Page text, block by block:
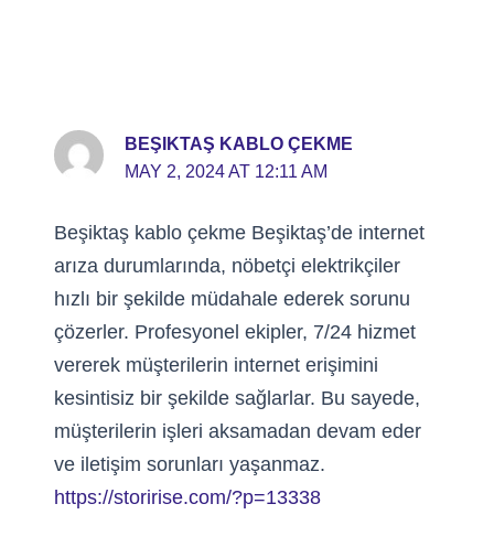
BEŞIKTAŞ KABLO ÇEKME
MAY 2, 2024 AT 12:11 AM
Beşiktaş kablo çekme Beşiktaş’de internet
arıza durumlarında, nöbetçi elektrikçiler
hızlı bir şekilde müdahale ederek sorunu
çözerler. Profesyonel ekipler, 7/24 hizmet
vererek müşterilerin internet erişimini
kesintisiz bir şekilde sağlarlar. Bu sayede,
müşterilerin işleri aksamadan devam eder
ve iletişim sorunları yaşanmaz.
https://storirise.com/?p=13338